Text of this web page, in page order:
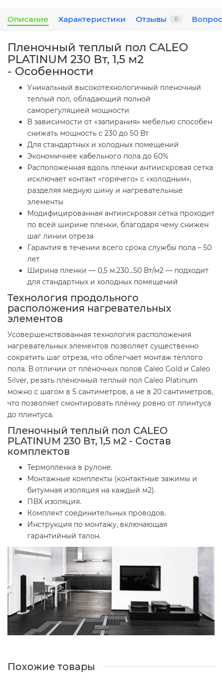
Описание Характеристики Отзывы 0
Пленочный теплый пол CALEO
PLATINUM 230 Вт, 1,5 м2
- Особенности
Уникальный высокотехнологичный пленочный
теплый пол, обладающий полной
саморегуляцией мощности
В зависимости от «запирания» мебелью способен
снижать мощность с 230 до 50 Вт
Для стандартных и холодных помещений
Экономичнее кабельного пола до 60%
Расположенная вдоль пленки антиискровая сетка
исключает контакт «горячего» с «холодным»,
разделяя медную шину и нагревательные
элементы
Модифицированная антиискровая сетка проходит
по всей ширине пленки, благодаря чему снижен
шаг линии отреза
Гарантия в течении всего срока службы пола – 50
лет
Ширина пленки — 0,5 м.230...50 Вт/м2 — подходит
для стандартных и холодных помещений
Технология продольного
расположения нагревательных
элементов
Усовершенствованная технология расположения
нагревательных элементов позволяет существенно
сократить шаг отреза, что облегчает монтаж тёплого
пола. В отличии от плёночных полов Caleo Gold и Caleo
Silver, резать пленочный теплый пол Caleo Platinum
можно с шагом в 5 сантиметров, а не в 20 сантиметров,
что позволяет смонтировать плёнку ровно от плинтуса
до плинтуса.
Пленочный теплый пол CALEO
PLATINUM 230 Вт, 1,5 м2 - Состав
комплектов
Термопленка в рулоне.
Монтажные комплекты (контактные зажимы и
битумная изоляция на каждый м2).
ПВХ изоляция.
Комплект соединительных проводов.
Инструкция по монтажу, включающая
гарантийный талон.
Похожие товары